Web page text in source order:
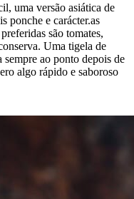
uma versão asiática de
ponche e carácter.as
são tomates,
Uma tigela de
sempre ao ponto depois de
algo rápido e saboroso